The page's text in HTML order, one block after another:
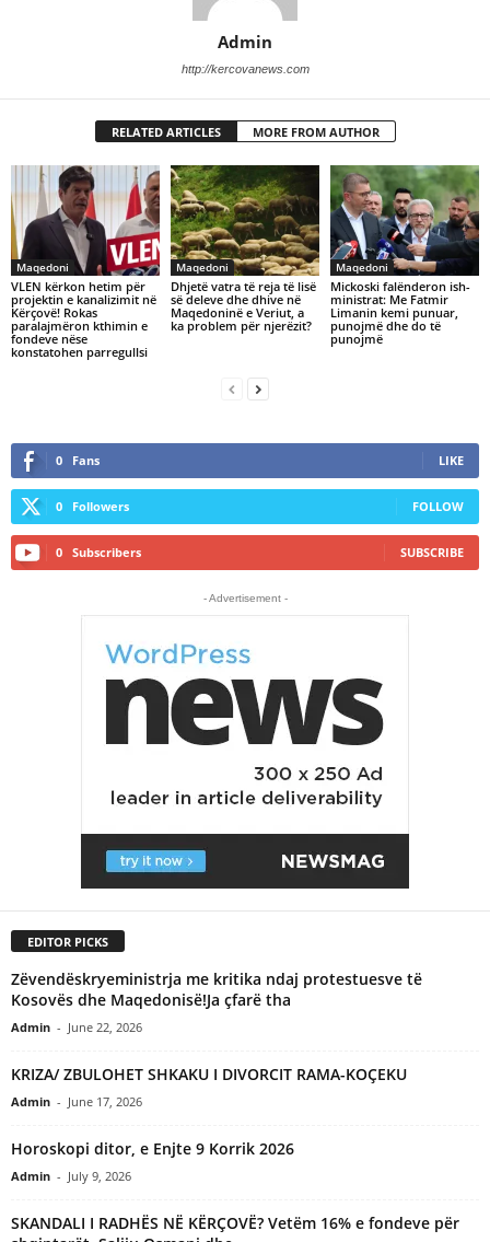
Admin
http://kercovanews.com
RELATED ARTICLES MORE FROM AUTHOR
Maqedoni
VLEN kërkon hetim për
projektin e kanalizimit në
Kërçovë! Rokas
paralajmëron kthimin e
fondeve nëse
konstatohen parregullsi
Maqedoni
Dhjetë vatra të reja të lisë
së deleve dhe dhive në
Maqedoninë e Veriut, a
ka problem për njerëzit?
Maqedoni
Mickoski falënderon ish-
ministrat: Me Fatmir
Limanin kemi punuar,
punojmë dhe do të
punojmë
0 Fans LIKE
0 Followers FOLLOW
0 Subscribers SUBSCRIBE
- Advertisement -
EDITOR PICKS
Zëvendëskryeministrja me kritika ndaj protestuesve të
Kosovës dhe Maqedonisë!Ja çfarë tha
Admin - June 22, 2026
KRIZA/ ZBULOHET SHKAKU I DIVORCIT RAMA-KOÇEKU
Admin - June 17, 2026
Horoskopi ditor, e Enjte 9 Korrik 2026
Admin - July 9, 2026
SKANDALI I RADHËS NË KËRÇOVË? Vetëm 16% e fondeve për